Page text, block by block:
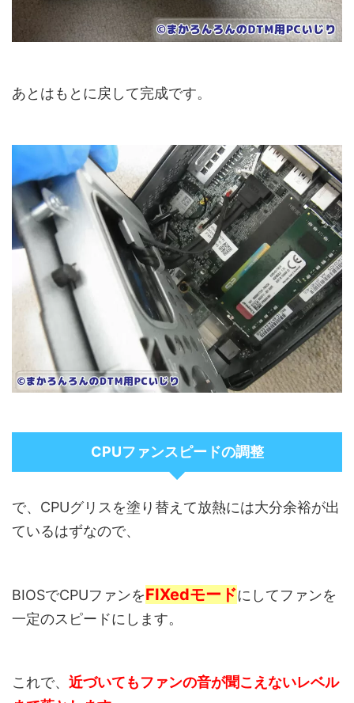
あとはもとに戻して完成です。
CPUファンスピードの調整
で、CPUグリスを塗り替えて放熱には大分余裕が出
ているはずなので、
BIOSでCPUファンをFIXedモードにしてファンを
一定のスピードにします。
これで、 近づいてもファンの音が聞こえないレベル